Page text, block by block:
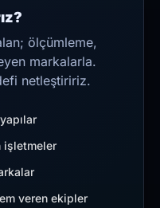
ölçümleme,
markalarla.
netleştiririz.
işletmeler
veren ekipler